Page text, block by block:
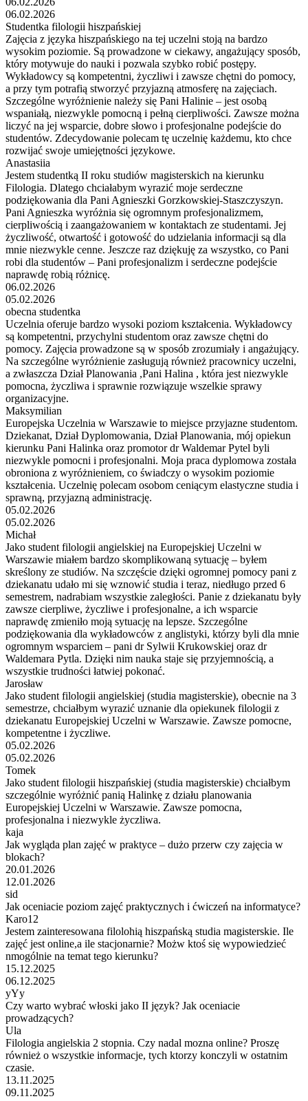
06.02.2026
Studentka filologii hiszpańskiej
Zajęcia z języka hiszpańskiego na tej uczelni stoją na bardzo
wysokim poziomie. Są prowadzone w ciekawy, angażujący sposób,
który motywuje do nauki i pozwala szybko robić postępy.
Wykładowcy są kompetentni, życzliwi i zawsze chętni do pomocy,
a przy tym potrafią stworzyć przyjazną atmosferę na zajęciach.
Szczególne wyróżnienie należy się Pani Halinie – jest osobą
wspaniałą, niezwykle pomocną i pełną cierpliwości. Zawsze można
liczyć na jej wsparcie, dobre słowo i profesjonalne podejście do
studentów. Zdecydowanie polecam tę uczelnię każdemu, kto chce
rozwijać swoje umiejętności językowe.
Anastasiia
Jestem studentką II roku studiów magisterskich na kierunku
Filologia. Dlatego chciałabym wyrazić moje serdeczne
podziękowania dla Pani Agnieszki Gorzkowskiej-Staszczyszyn.
Pani Agnieszka wyróżnia się ogromnym profesjonalizmem,
cierpliwością i zaangażowaniem w kontaktach ze studentami. Jej
życzliwość, otwartość i gotowość do udzielania informacji są dla
mnie niezwykle cenne. Jeszcze raz dziękuję za wszystko, co Pani
robi dla studentów – Pani profesjonalizm i serdeczne podejście
naprawdę robią różnicę.
06.02.2026
05.02.2026
obecna studentka
Uczelnia oferuje bardzo wysoki poziom kształcenia. Wykładowcy
są kompetentni, przychylni studentom oraz zawsze chętni do
pomocy. Zajęcia prowadzone są w sposób zrozumiały i angażujący.
Na szczególne wyróżnienie zasługują również pracownicy uczelni,
a zwłaszcza Dział Planowania ,Pani Halina , która jest niezwykle
pomocna, życzliwa i sprawnie rozwiązuje wszelkie sprawy
organizacyjne.
Maksymilian
Europejska Uczelnia w Warszawie to miejsce przyjazne studentom.
Dziekanat, Dział Dyplomowania, Dział Planowania, mój opiekun
kierunku Pani Halinka oraz promotor dr Waldemar Pytel byli
niezwykle pomocni i profesjonalni. Moja praca dyplomowa została
obroniona z wyróżnieniem, co świadczy o wysokim poziomie
kształcenia. Uczelnię polecam osobom ceniącym elastyczne studia i
sprawną, przyjazną administrację.
05.02.2026
05.02.2026
Michał
Jako student filologii angielskiej na Europejskiej Uczelni w
Warszawie miałem bardzo skomplikowaną sytuację – byłem
skreślony ze studiów. Na szczęście dzięki ogromnej pomocy pani z
dziekanatu udało mi się wznowić studia i teraz, niedługo przed 6
semestrem, nadrabiam wszystkie zaległości. Panie z dziekanatu były
zawsze cierpliwe, życzliwe i profesjonalne, a ich wsparcie
naprawdę zmieniło moją sytuację na lepsze. Szczególne
podziękowania dla wykładowców z anglistyki, którzy byli dla mnie
ogromnym wsparciem – pani dr Sylwii Krukowskiej oraz dr
Waldemara Pytla. Dzięki nim nauka staje się przyjemnością, a
wszystkie trudności łatwiej pokonać.
Jarosław
Jako student filologii angielskiej (studia magisterskie), obecnie na 3
semestrze, chciałbym wyrazić uznanie dla opiekunek filologii z
dziekanatu Europejskiej Uczelni w Warszawie. Zawsze pomocne,
kompetentne i życzliwe.
05.02.2026
05.02.2026
Tomek
Jako student filologii hiszpańskiej (studia magisterskie) chciałbym
szczególnie wyróżnić panią Halinkę z działu planowania
Europejskiej Uczelni w Warszawie. Zawsze pomocna,
profesjonalna i niezwykle życzliwa.
kaja
Jak wygląda plan zajęć w praktyce – dużo przerw czy zajęcia w
blokach?
20.01.2026
12.01.2026
sid
Jak oceniacie poziom zajęć praktycznych i ćwiczeń na informatyce?
Karo12
Jestem zainteresowana filolohią hiszpańską studia magisterskie. Ile
zajęć jest online,a ile stacjonarnie? Możw ktoś się wypowiedzieć
nmogólnie na temat tego kierunku?
15.12.2025
06.12.2025
yYy
Czy warto wybrać włoski jako II język? Jak oceniacie
prowadzących?
Ula
Filologia angielskia 2 stopnia. Czy nadal mozna online? Proszę
również o wszystkie informacje, tych ktorzy konczyli w ostatnim
czasie.
13.11.2025
09.11.2025